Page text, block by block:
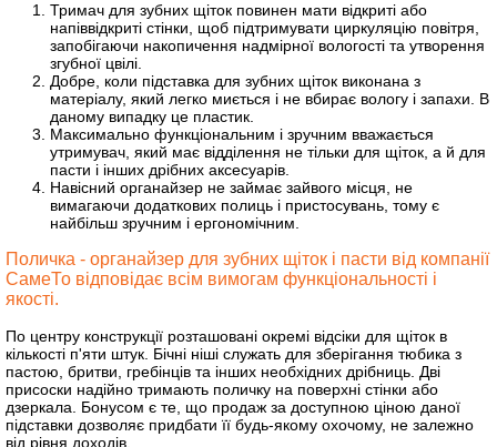
Тримач для зубних щіток повинен мати відкриті або
напіввідкриті стінки, щоб підтримувати циркуляцію повітря,
запобігаючи накопичення надмірної вологості та утворення
згубної цвілі.
Добре, коли підставка для зубних щіток виконана з
матеріалу, який легко миється і не вбирає вологу і запахи. В
даному випадку це пластик.
Максимально функціональним і зручним вважається
утримувач, який має відділення не тільки для щіток, а й для
пасти і інших дрібних аксесуарів.
Навісний органайзер не займає зайвого місця, не
вимагаючи додаткових полиць і пристосувань, тому є
найбільш зручним і ергономічним.
Поличка - органайзер для зубних щіток і пасти від компанії
СамеТо відповідає всім вимогам функціональності і
якості.
По центру конструкції розташовані окремі відсіки для щіток в
кількості п'яти штук. Бічні ніші служать для зберігання тюбика з
пастою, бритви, гребінців та інших необхідних дрібниць. Дві
присоски надійно тримають поличку на поверхні стінки або
дзеркала. Бонусом є те, що продаж за доступною ціною даної
підставки дозволяє придбати її будь-якому охочому, не залежно
від рівня доходів.